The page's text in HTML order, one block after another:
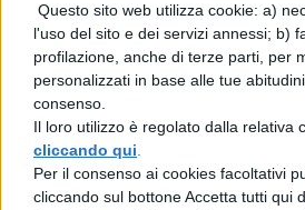
Questo sito web utilizza cookie: a)
l'uso del sito e dei servizi annessi; b)
profilazione, anche di terze parti, per
personalizzati in base alle tue
consenso.
Il loro utilizzo è regolato dalla relativa
cliccando qui
Per il consenso ai cookies facoltativi
cliccando sul bottone Accetta tutti qui
(Roma 87-47 a.C.). Figlio
Licinio Macro fu amico di
dedicò versi affettuosi nel
epilli, epigrammi, elegie,
nozze), ma della sua
rimangono solo pochi